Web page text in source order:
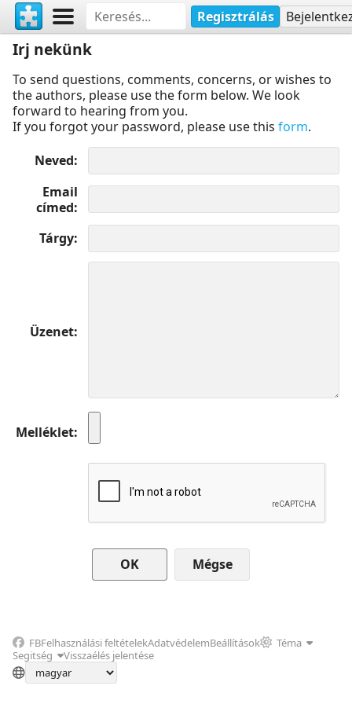
Regisztrálás
Irj nekünk
To send questions, comments, concerns, or wishes to
the authors, please use the form below. We look
forward to hearing from you.
If you forgot your password, please use this form.
Neved
Email
címed
Tárgy
Üzenet
Melléklet
Mégse
FBFelhasználási feltételekAdatvédelemBeállítások
Téma
Segitség
Visszaélés jelentése